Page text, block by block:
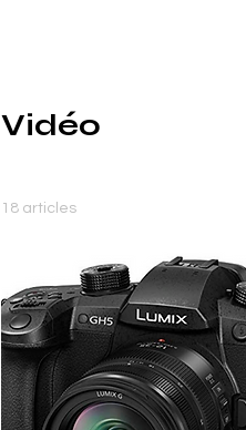
Vidéo
18 articles